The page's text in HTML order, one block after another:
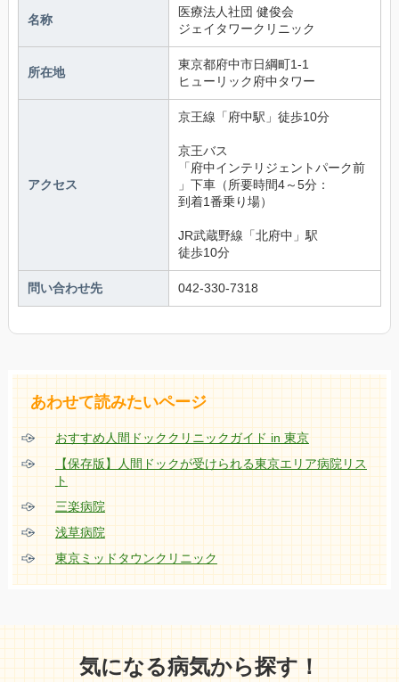
名称
医療法人社団 健俊会
ジェイタワークリニック
所在地
東京都府中市日綱町1-1
ヒューリック府中タワー
アクセス
京王線「府中駅」徒歩10分
京王バス
「府中インテリジェントパーク前
」下車（所要時間4～5分：
到着1番乗り場）
JR武蔵野線「北府中」駅
徒歩10分
問い合わせ先 042-330-7318
あわせて読みたいページ
おすすめ人間ドッククリニックガイド in 東京
【保存版】人間ドックが受けられる東京エリア病院リス
ト
三楽病院
浅草病院
東京ミッドタウンクリニック
気になる病気から探す！